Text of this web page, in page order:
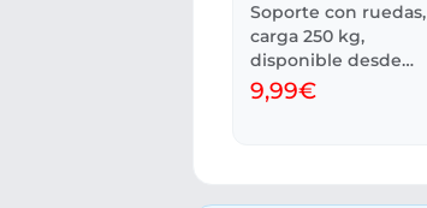
Soporte con ruedas,
carga 250 kg,
disponible desde
día 8.
9,99€